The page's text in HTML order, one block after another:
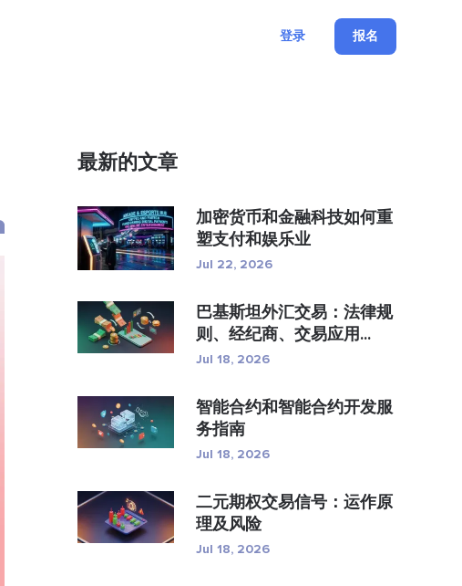
登录 报名
最新的文章
加密货币和金融科技如何重
塑支付和娱乐业
Jul 22, 2026
巴基斯坦外汇交易：法律规
则、经纪商、交易应用...
Jul 18, 2026
智能合约和智能合约开发服
务指南
Jul 18, 2026
二元期权交易信号：运作原
理及风险
Jul 18, 2026